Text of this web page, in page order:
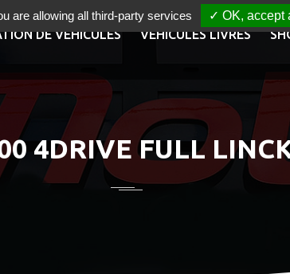
DE VÉHICULES VÉHICULES LIVRÉS
4DRIVE FULL
are allowing all third-party services ✓ OK, accept